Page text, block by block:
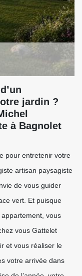
jardin ?
à Bagnolet
pour entretenir votre
artisan paysagiste
de vous guider
vert. Et puisque
vous
vous Gattelet
et vous réaliser le
votre arrivée dans